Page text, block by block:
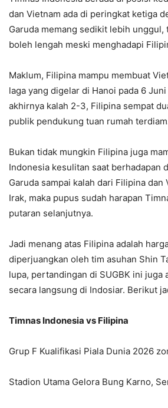
dan Vietnam ada di peringkat ketiga
Garuda memang sedikit lebih
boleh lengah meski menghadapi
Maklum, Filipina mampu membuat
laga yang digelar di Hanoi pada 6
akhirnya kalah 2-3, Filipina sempat
publik pendukung tuan rumah
Bukan tidak mungkin Filipina juga
Indonesia kesulitan saat berhadapan
Garuda sampai kalah dari Filipina dan
Irak, maka pupus sudah harapan
putaran selanjutnya.
Jadi menang atas Filipina adalah
diperjuangkan oleh tim asuhan Shin
lupa, pertandingan di SUGBK ini juga
secara langsung di Indosiar. Berikut
Timnas Indonesia vs Filipina
Grup F Kualifikasi Piala Dunia 2026
Stadion Utama Gelora Bung Karno,